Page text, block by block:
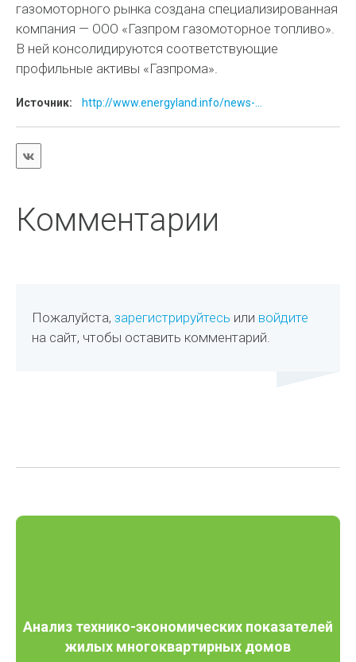
газомоторного рынка создана специализированная
компания — ООО «Газпром газомоторное топливо».
В ней консолидируются соответствующие
профильные активы «Газпрома».
Источник: http://www.energyland.info/news-...
Комментарии
Пожалуйста,зарегистрируйтесь или войдите
на сайт, чтобы оставить комментарий.
Анализ технико-экономических показателей
жилых многоквартирных домов